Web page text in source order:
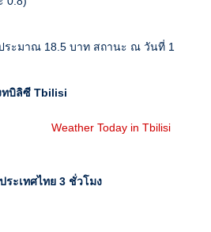
ระมาณ 18.5 บาท สถานะ ณ วันที่ 1
ทบิลิซี Tbilisi
Weather Today in Tbilisi
ระเทศไทย 3 ชั่วโมง